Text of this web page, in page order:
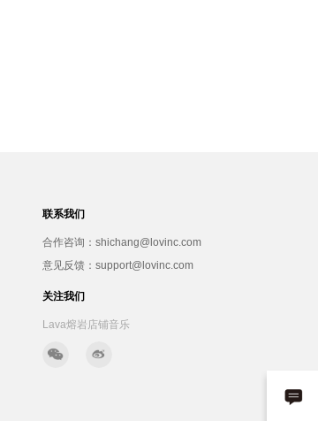
联系我们
合作咨询：shichang@lovinc.com
意见反馈：support@lovinc.com
关注我们
Lava熔岩店铺音乐